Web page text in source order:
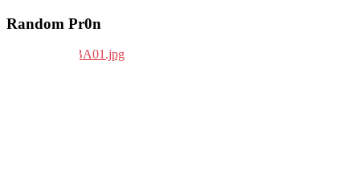
Random Pr0n